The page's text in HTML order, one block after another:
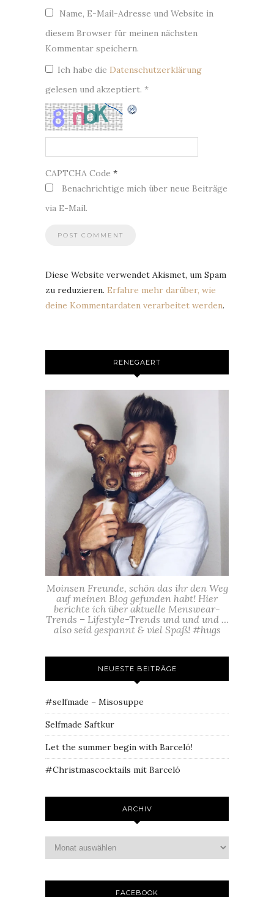
Name, E-Mail-Adresse und Website in
diesem Browser für meinen nächsten
Kommentar speichern.
Ich habe die Datenschutzerklärung
gelesen und akzeptiert. *
CAPTCHA Code *
Benachrichtige mich über neue Beiträge
via E-Mail.
Diese Website verwendet Akismet, um Spam
zu reduzieren. Erfahre mehr darüber, wie
deine Kommentardaten verarbeitet werden.
RENEGAERT
Moinsen Freunde, schön das ihr den Weg
auf meinen Blog gefunden habt! Hier
berichte ich über aktuelle Menswear-
Trends – Lifestyle-Trends und und und …
also seid gespannt & viel Spaß! #hugs
NEUESTE BEITRÄGE
#selfmade – Misosuppe
Selfmade Saftkur
Let the summer begin with Barceló!
#Christmascocktails mit Barceló
ARCHIV
FACEBOOK